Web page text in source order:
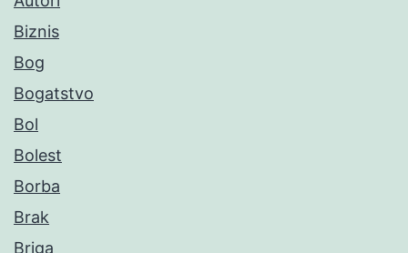
Biznis
Bog
Bogatstvo
Bol
Bolest
Borba
Brak
Briga